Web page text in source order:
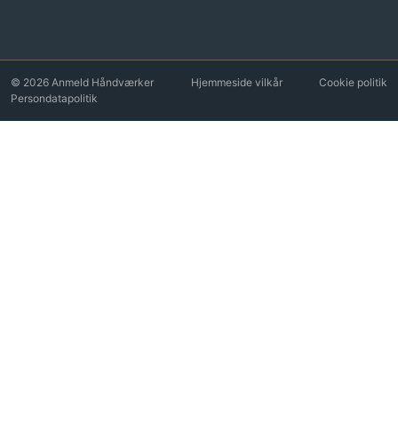
© 2026 Anmeld Håndværker Hjemmeside vilkår
Cookie politik
Persondatapolitik